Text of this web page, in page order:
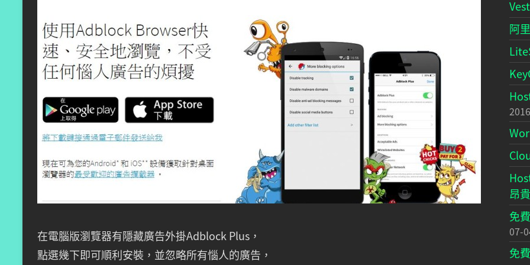
在電腦版瀏覽器有隱藏廣告外掛Adblock Plus，
點選幾下即可順利安裝，並忽略所有惱人的廣告，
阿
昂
免
07-
免